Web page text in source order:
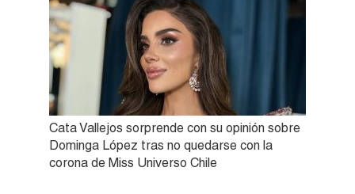
Cata Vallejos sorprende con su opinión sobre
Dominga López tras no quedarse con la
corona de Miss Universo Chile